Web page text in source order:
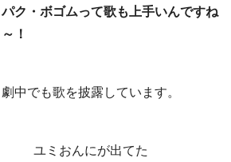
パク・ボゴムって歌も上手いんですね
～！
劇中でも歌を披露しています。
ユミおんにが出てた